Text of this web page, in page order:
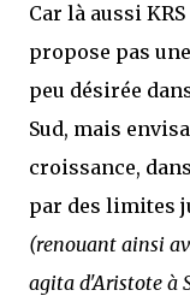
Car là aussi
propose pas
peu désirée
Sud, mais
croissance,
par des limites
(renouant ainsi
agita d'Aristote à